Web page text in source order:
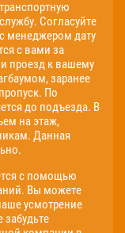
транспортную
службу. Согласуйте
с менеджером дату
с вами за
проезд к вашему
заранее
По
до подъезда. В
на этаж,
Данная
с помощью
Вы можете
усмотрение